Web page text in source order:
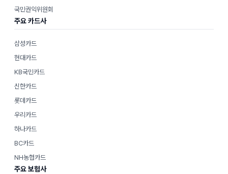
국민권익위원회
주요 카드사
삼성카드
현대카드
KB국민카드
신한카드
롯데카드
우리카드
하나카드
BC카드
NH농협카드
주요 보험사